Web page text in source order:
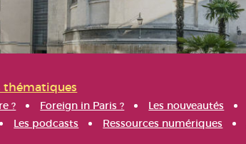
thématiques
? Foreign in Paris ? Les nouveautés
Les podcasts Ressources numériques